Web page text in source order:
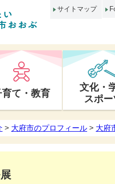
サイトマップ
育て・教育
文化・
スポー
> 大府市のプロフィール > 大府